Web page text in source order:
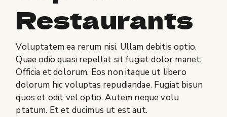
Restaurants
Voluptatem ea rerum nisi. Ullam debitis optio.
Quae odio quasi repellat sit fugiat dolor manet.
Officia et dolorum. Eos non itaque ut libero
dolorum hic voluptas repudiandae. Fugiat bisun
quos et odit vel optio. Autem neque volu
ptatum. Et et ducimus ut est aut.